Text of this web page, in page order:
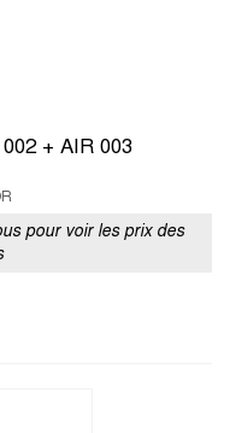
+ AIR 003
pour voir les prix des